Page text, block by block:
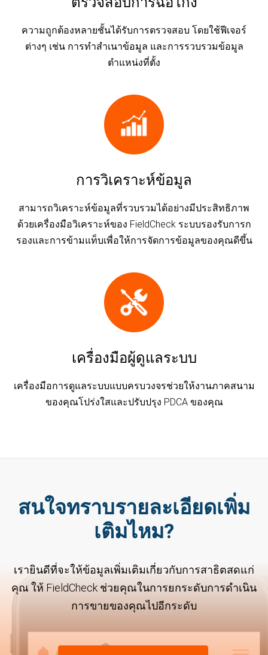
ความถูกต้องหลายชั้นได้รับการตรวจสอบ โดยใช้ฟีเจอร์
ต่างๆ เช่น การทำสำเนาข้อมูล และการรวบรวมข้อมูล
ตำแหน่งที่ตั้ง
การวิเคราะห์ข้อมูล
สามารถวิเคราะห์ข้อมูลที่รวบรวมได้อย่างมีประสิทธิภาพ
ด้วยเครื่องมือวิเคราะห์ของ FieldCheck ระบบรองรับการก
รองและการข้ามแท็บเพื่อให้การจัดการข้อมูลของคุณดีขึ้น
เครื่องมือผู้ดูแลระบบ
เครื่องมือการดูแลระบบแบบครบวงจรช่วยให้งานภาคสนาม
ของคุณโปร่งใสและปรับปรุง PDCA ของคุณ
สนใจทราบรายละเอียดเพิ่ม
เติมไหม?
เรายินดีที่จะให้ข้อมูลเพิ่มเติมเกี่ยวกับการสาธิตสดแก่
คุณ ให้ FieldCheck ช่วยคุณในการยกระดับการดำเนิน
การขายของคุณไปอีกระดับ